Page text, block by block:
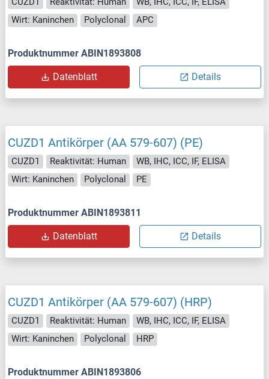
Wirt: Kaninchen
Polyclonal APC
Produktnummer ABIN1893808
Datenblatt Details
CUZD1 Antikörper (AA 579-607) (PE)
CUZD1 Reaktivität: Human
WB, IHC, ICC, IF, ELISA
Wirt: Kaninchen
Polyclonal PE
Produktnummer ABIN1893811
Datenblatt Details
CUZD1 Antikörper (AA 579-607) (HRP)
CUZD1 Reaktivität: Human
WB, IHC, ICC, IF, ELISA
Wirt: Kaninchen
Polyclonal HRP
Produktnummer ABIN1893806